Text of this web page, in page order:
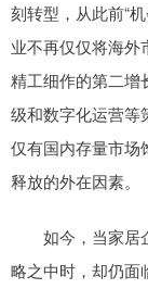
刻转型，从此前“
业不再仅仅将海外
精工细作的第二增
级和数字化运营等
仅有国内存量市场
释放的外在因素。
如今，当家居企
略之中时，却仍面